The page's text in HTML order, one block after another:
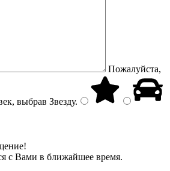
Пожалуйста,
выбрав Звезду.
с Вами в ближайшее время.